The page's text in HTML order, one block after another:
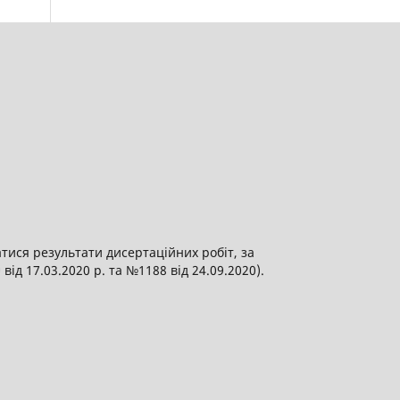
результати дисертаційних робіт, за
17.03.2020 р. та №1188 від 24.09.2020).